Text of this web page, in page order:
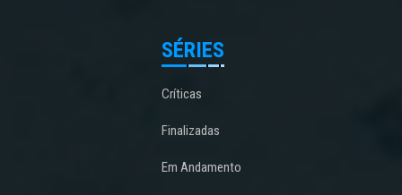
SÉRIES
Críticas
Finalizadas
Em Andamento